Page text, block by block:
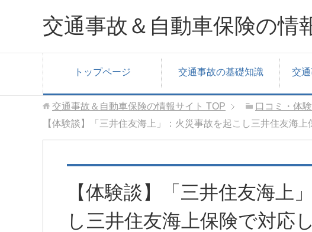
交通事故＆自動車保険の情
トップページ 交通事故の基礎知識 交
交通事故＆自動車保険の情報サイト TOP
口コミ・体
【体験談】「三井住友海上」：火災事故を起こし三井住友海
【体験談】「三井住友海上
し三井住友海上保険で対応